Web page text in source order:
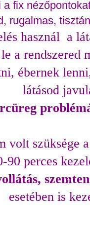
a fix
rugalmas,
használ a l
a rendszered
ébernek
látásod
volt szüksége
90 perces
esetében is